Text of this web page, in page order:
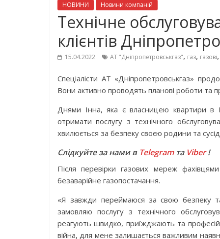
НОВИНИ Новини компаній
Технічне
клієнтів
15.04.2022 АТ "Дніпропетровськгаз", газ, газові,
Спеціалісти АТ «Дніпропетровськгаз»
Вони активно проводять планові роботи та
Днями Інна, яка є власницею квартири в
отримати послугу з технічного
хвилюється за безпеку своєю родини та
Слідкуйте за нами в Telegramта Viber!
Після перевірки газових мереж
безаварійне газопостачання.
«Я завжди переймаюся за свою безпеку
замовляю послугу з технічного
реагують швидко, приїжджають та
війна, для мене залишається важливим